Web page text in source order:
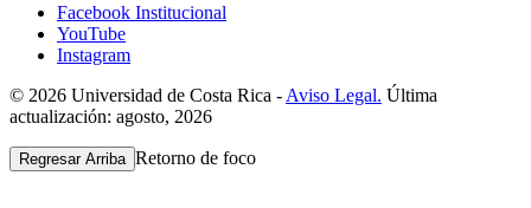
Facebook Institucional
YouTube
Instagram
© 2026 Universidad de Costa Rica - Aviso Legal. Última
actualización: agosto, 2026
Regresar Arriba Retorno de foco